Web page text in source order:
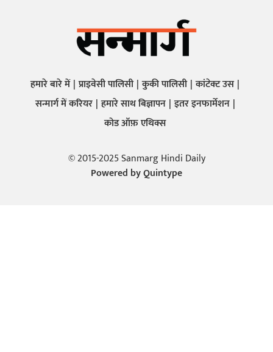
हमारे बारे में प्राइवेसी पालिसी कुकी पालिसी कांटेक्ट उस
सन्मार्ग में करियर हमारे साथ बिज्ञापन इतर इनफार्मेशन
कोड ऑफ़ एथिक्स
© 2015-2025 Sanmarg Hindi Daily
Powered byQuintype